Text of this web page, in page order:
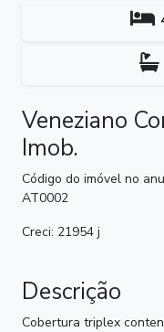
Veneziano
Imob.
Código do imóvel no
AT0002
Creci: 21954 j
Descrição
Cobertura triplex